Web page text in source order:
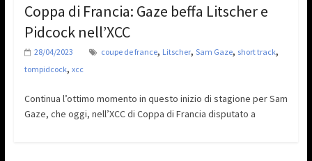
Coppa di Francia: Gaze beffa Litscher e
Pidcock nell’XCC
28/04/2023 coupe de france, Litscher, Sam Gaze, short track,
tompidcock, xcc
Continua l’ottimo momento in questo inizio di stagione per Sam
Gaze, che oggi, nell’XCC di Coppa di Francia disputato a